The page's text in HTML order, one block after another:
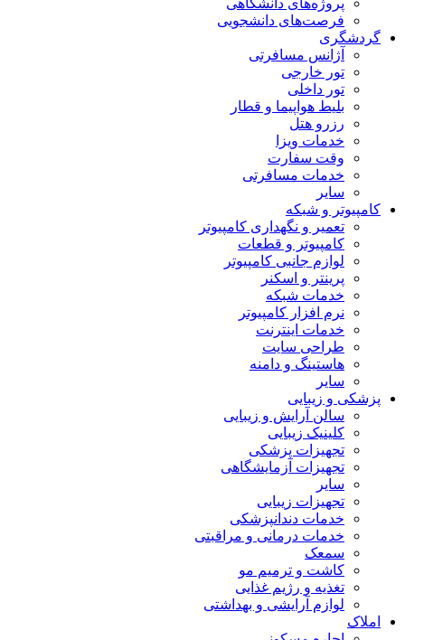
پروژه‌های دانشگاهی
فرصت‌های دانشجویی
گردشگری
آژانس مسافرتی
تور خارجی
تور داخلی
بلیط هواپیما و قطار
رزرو هتل
خدمات ویزا
وقت سفارت
خدمات مسافرتی
سایر
کامپیوتر و شبکه
تعمیر و نگهداری کامپیوتر
کامپیوتر و قطعات
لوازم جانبی کامپیوتر
پرینتر و اسکنر
خدمات شبکه
نرم افزار کامپیوتر
خدمات اینترنت
طراحی سایت
هاستینگ و دامنه
سایر
پزشکی و زیبایی
سالن آرایش و زیبایی
کلینیک زیبایی
تجهیزات پزشکی
تجهیزات آزمایشگاهی
سایر
تجهیزات زیبایی
خدمات دندانپزشکی
خدمات درمانی و مراقبتی
سمعک
کاشت و ترمیم مو
تغذیه و رژیم غذایی
لوازم آرایشی و بهداشتی
املاک